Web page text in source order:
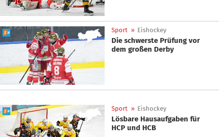
Sport » Eishockey
Die schwerste Prüfung vor
dem großen Derby
Sport » Eishockey
Lösbare Hausaufgaben für
HCP und HCB